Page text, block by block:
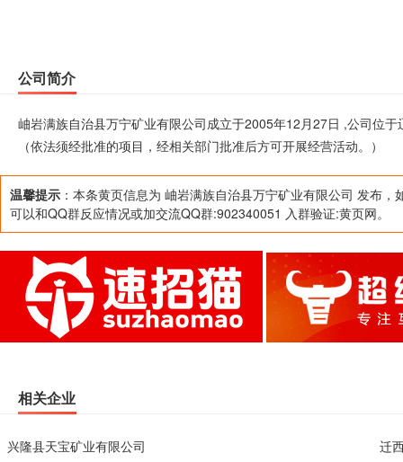
公司简介
岫岩满族自治县万宁矿业有限公司成立于2005年12月27日 ,公司位
（依法须经批准的项目，经相关部门批准后方可开展经营活动。）
温馨提示 ：本条黄页信息为 岫岩满族自治县万宁矿业有限公司 发布
可以和QQ群反应情况或加交流QQ群:902340051 入群验证:黄页网。
相关企业
兴隆县天宝矿业有限公司
迁